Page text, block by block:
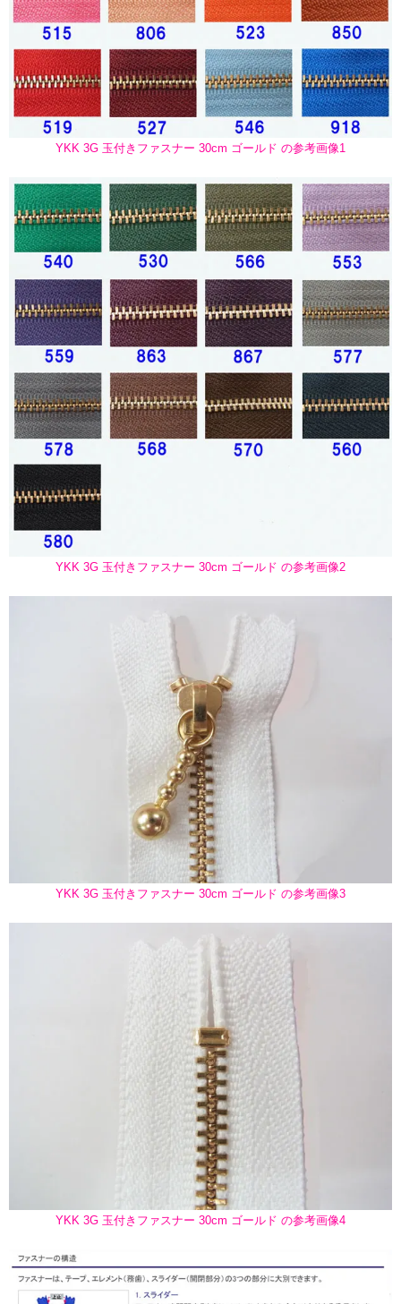
YKK 3G 玉付きファスナー 30cm ゴールド の参考画像1
YKK 3G 玉付きファスナー 30cm ゴールド の参考画像2
YKK 3G 玉付きファスナー 30cm ゴールド の参考画像3
YKK 3G 玉付きファスナー 30cm ゴールド の参考画像4